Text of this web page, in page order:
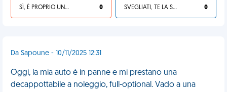
SÌ, È PROPRIO UNA VDM! 0 SVEGLIATI, TE LA SEI CERCATA! 0
Da Sapoune - 10/11/2025 12:31
Oggi, la mia auto è in panne e mi prestano una
decappottabile a noleggio, full-optional. Vado a una